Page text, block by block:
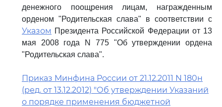
денежного поощрения лицам, награжденным
орденом "Родительская слава" в соответствии с
Указом Президента Российской Федерации от 13
мая 2008 года N 775 "Об утверждении ордена
"Родительская слава".
Приказ Минфина России от 21.12.2011 N 180н
(ред. от 13.12.2012) "Об утверждении Указаний
о порядке применения бюджетной